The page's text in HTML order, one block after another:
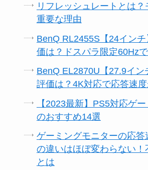
リフレッシュレートとは
重要な理由
BenQ RL2455S【24イン
価は？ドスパラ限定60Hz
BenQ EL2870U【27.9イン
評価は？4K対応で応答速
【2023最新】PS5対応ゲ
のおすすめ14選
ゲーミングモニターの応
の違いはほぼ変わらない！
とは